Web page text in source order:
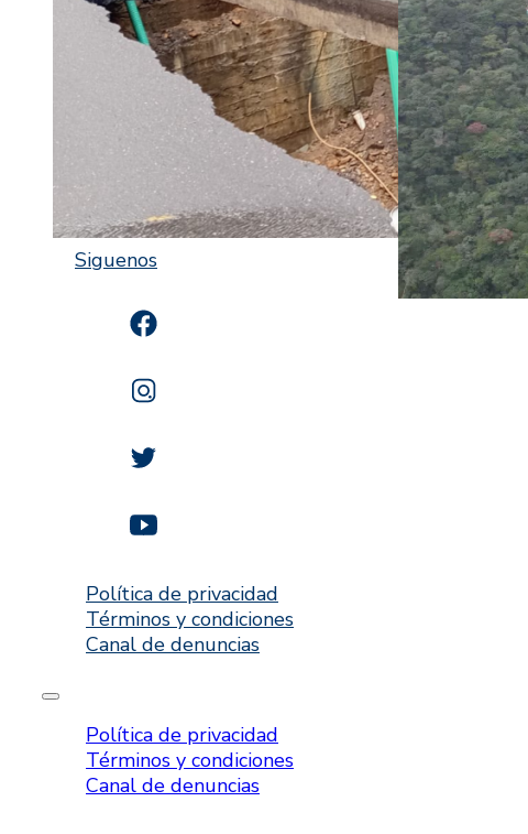
Siguenos
Política de privacidad
Términos y condiciones
Canal de denuncias
Política de privacidad
Términos y condiciones
Canal de denuncias